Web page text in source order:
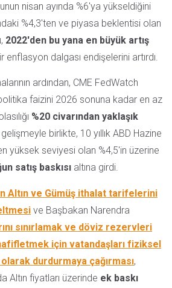
nisan ayında %6'ya yükseldiğini
%4,3'ten ve piyasa beklentisi olan
2022'den bu yana en büyük artış
dalgası endişelerini artırdı.
ardından, CME FedWatch
faizini 2026 sonuna kadar en az
%20 civarından yaklaşık
birlikte, 10 yıllık ABD Hazine
yüksek seviyesi olan %4,5'in üzerine
satış baskısı altına girdi.
Altın ve Gümüş ithalat tarifelerini
ve Başbakan Narendra
sınırlamak ve döviz rezervleri
için vatandaşları fiziksel
olarak durdurmaya çağırması,
Altın fiyatları üzerinde ek baskı